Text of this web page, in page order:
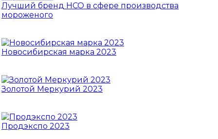
Лучший бренд НСО в сфере производства
мороженого
Новосибирская марка 2023
Золотой Меркурий 2023
Продэкспо 2023